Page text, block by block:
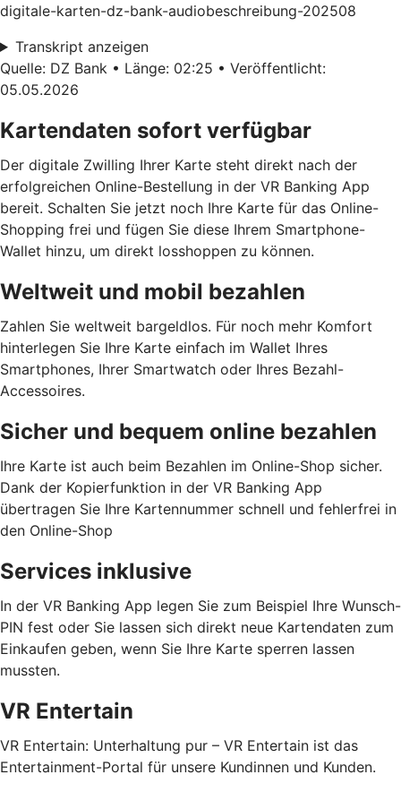
digitale-karten-dz-bank-audiobeschreibung-202508
Transkript anzeigen
Quelle: DZ Bank • Länge: 02:25 • Veröffentlicht:
05.05.2026
Kartendaten sofort verfügbar
Der digitale Zwilling Ihrer Karte steht direkt nach der
erfolgreichen Online-Bestellung in der VR Banking App
bereit. Schalten Sie jetzt noch Ihre Karte für das Online-
Shopping frei und fügen Sie diese Ihrem Smartphone-
Wallet hinzu, um direkt losshoppen zu können.
Weltweit und mobil bezahlen
Zahlen Sie weltweit bargeldlos. Für noch mehr Komfort
hinterlegen Sie Ihre Karte einfach im Wallet Ihres
Smartphones, Ihrer Smartwatch oder Ihres Bezahl-
Accessoires.
Sicher und bequem online bezahlen
Ihre Karte ist auch beim Bezahlen im Online-Shop sicher.
Dank der Kopierfunktion in der VR Banking App
übertragen Sie Ihre Kartennummer schnell und fehlerfrei in
den Online-Shop
Services inklusive
In der VR Banking App legen Sie zum Beispiel Ihre Wunsch-
PIN fest oder Sie lassen sich direkt neue Kartendaten zum
Einkaufen geben, wenn Sie Ihre Karte sperren lassen
mussten.
VR Entertain
VR Entertain: Unterhaltung pur – VR Entertain ist das
Entertainment-Portal für unsere Kundinnen und Kunden.